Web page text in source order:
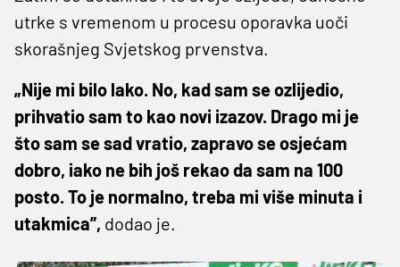
utrke s vremenom u procesu oporavka uoči
skorašnjeg Svjetskog prvenstva.
„Nije mi bilo lako. No, kad sam se ozlijedio,
prihvatio sam to kao novi izazov. Drago mi je
što sam se sad vratio, zapravo se osjećam
dobro, iako ne bih još rekao da sam na 100
posto. To je normalno, treba mi više minuta i
utakmica”, dodao je.